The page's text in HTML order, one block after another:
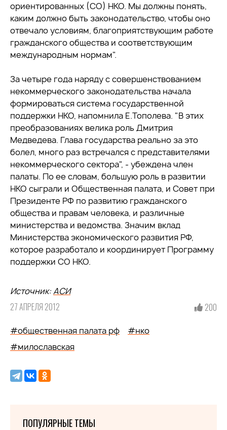
ориентированных (СО) НКО. Мы должны понять,
каким должно быть законодательство, чтобы оно
отвечало условиям, благоприятствующим работе
гражданского общества и соответствующим
международным нормам".
За четыре года наряду с совершенствованием
некоммерческого законодательства начала
формироваться система государственной
поддержки НКО, напомнила Е.Тополева. "В этих
преобразованиях велика роль Дмитрия
Медведева. Глава государства реально за это
болел, много раз встречался с представителями
некоммерческого сектора", - убеждена член
палаты. По ее словам, большую роль в развитии
НКО сыграли и Общественная палата, и Совет при
Президенте РФ по развитию гражданского
общества и правам человека, и различные
министерства и ведомства. Значим вклад
Министерства экономического развития РФ,
которое разработало и координирует Программу
поддержки СО НКО.
Источник:АСИ
27 АПРЕЛЯ 2012 200
#общественная палата рф
#нко
#милославская
ПОПУЛЯРНЫЕ ТЕМЫ